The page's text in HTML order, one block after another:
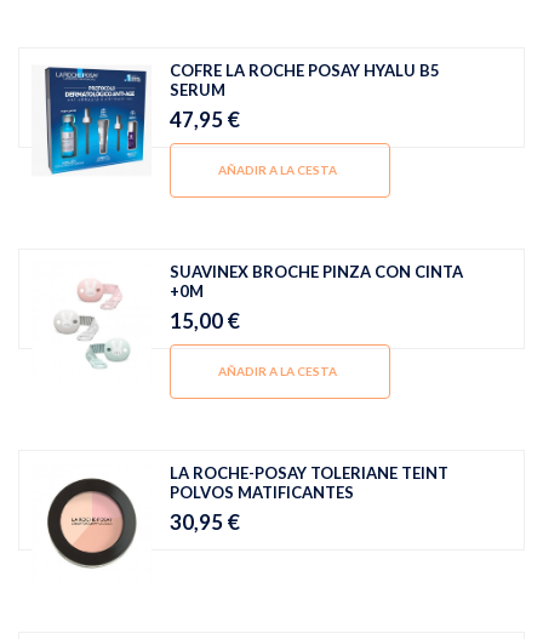
COFRE LA ROCHE POSAY HYALU B5
SERUM
47,95 €
AÑADIR A LA CESTA
SUAVINEX BROCHE PINZA CON CINTA
+0M
15,00 €
AÑADIR A LA CESTA
LA ROCHE-POSAY TOLERIANE TEINT
POLVOS MATIFICANTES
30,95 €